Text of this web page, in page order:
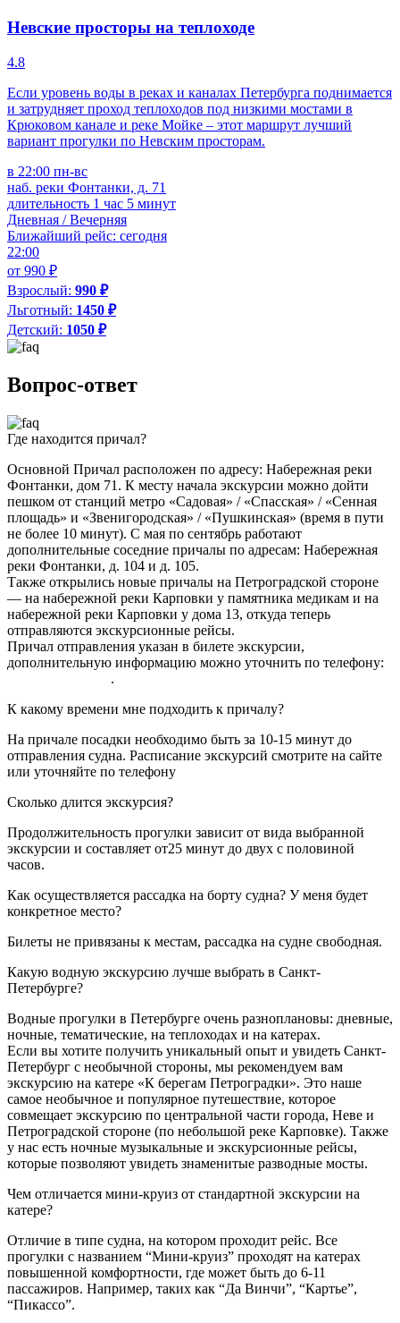
Невские просторы на теплоходе
4.8
Если уровень воды в реках и каналах Петербурга поднимается
и затрудняет проход теплоходов под низкими мостами в
Крюковом канале и реке Мойке – этот маршрут лучший
вариант прогулки по Невским просторам.
в 22:00 пн-вс
наб. реки Фонтанки, д. 71
длительность 1 час 5 минут
Дневная / Вечерняя
Ближайший рейс: сегодня
22:00
от 990 ₽
Взрослый: 990 ₽
Льготный: 1450 ₽
Детский: 1050 ₽
Вопрос-ответ
Где находится причал?
Основной Причал расположен по адресу: Набережная реки
Фонтанки, дом 71. К месту начала экскурсии можно дойти
пешком от станций метро «Садовая» / «Спасская» / «Сенная
площадь» и «Звенигородская» / «Пушкинская» (время в пути
не более 10 минут). С мая по сентябрь работают
дополнительные соседние причалы по адресам: Набережная
реки Фонтанки, д. 104 и д. 105.
Также открылись новые причалы на Петроградской стороне
— на набережной реки Карповки у памятника медикам и на
набережной реки Карповки у дома 13, откуда теперь
отправляются экскурсионные рейсы.
Причал отправления указан в билете экскурсии,
дополнительную информацию можно уточнить по телефону:
.
К какому времени мне подходить к причалу?
На причале посадки необходимо быть за 10-15 минут до
отправления судна. Расписание экскурсий смотрите на сайте
или уточняйте по телефону
Сколько длится экскурсия?
Продолжительность прогулки зависит от вида выбранной
экскурсии и составляет от25 минут до двух с половиной
часов.
Как осуществляется рассадка на борту судна? У меня будет
конкретное место?
Билеты не привязаны к местам, рассадка на судне свободная.
Какую водную экскурсию лучше выбрать в Санкт-
Петербурге?
Водные прогулки в Петербурге очень разноплановы: дневные,
ночные, тематические, на теплоходах и на катерах.
Если вы хотите получить уникальный опыт и увидеть Санкт-
Петербург с необычной стороны, мы рекомендуем вам
экскурсию на катере «К берегам Петроградки». Это наше
самое необычное и популярное путешествие, которое
совмещает экскурсию по центральной части города, Неве и
Петроградской стороне (по небольшой реке Карповке). Также
у нас есть ночные музыкальные и экскурсионные рейсы,
которые позволяют увидеть знаменитые разводные мосты.
Чем отличается мини-круиз от стандартной экскурсии на
катере?
Отличие в типе судна, на котором проходит рейс. Все
прогулки с названием “Мини-круиз” проходят на катерах
повышенной комфортности, где может быть до 6-11
пассажиров. Например, таких как “Да Винчи”, “Картье”,
“Пикассо”.